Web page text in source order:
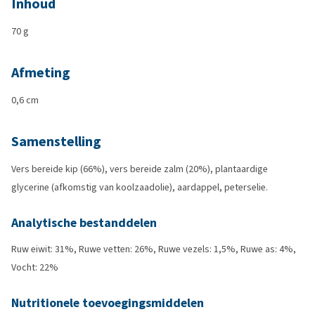
Inhoud
70 g
Afmeting
0,6 cm
Samenstelling
Vers bereide kip (66%), vers bereide zalm (20%), plantaardige
glycerine (afkomstig van koolzaadolie), aardappel, peterselie.
Analytische bestanddelen
Ruw eiwit: 31%, Ruwe vetten: 26%, Ruwe vezels: 1,5%, Ruwe as: 4%,
Vocht: 22%
Nutritionele toevoegingsmiddelen